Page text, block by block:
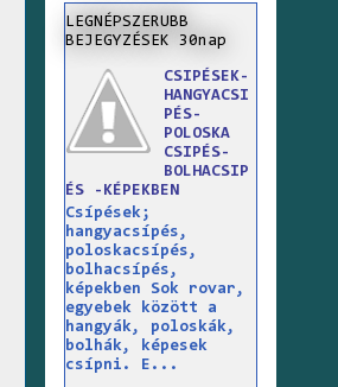
LEGNÉPSZERUBB
BEJEGYZÉSEK 30nap
CSIPÉSEK-
HANGYACSI
PÉS-
POLOSKA
CSIPÉS-
BOLHACSIP
ÉS -KÉPEKBEN
Csípések;
hangyacsípés,
poloskacsípés,
bolhacsípés,
képekben Sok rovar,
egyebek között a
hangyák, poloskák,
bolhák, képesek
csípni. E...